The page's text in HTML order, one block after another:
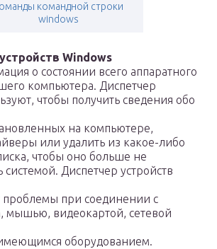
командной строки
windows
Windows
о состоянии всего аппаратного
компьютера. Диспетчер
чтобы получить сведения обо
на компьютере,
или удалить из какое-либо
чтобы оно больше не
Диспетчер устройств
проблемы при соединении с
мышью, видеокартой, сетевой
оборудованием.